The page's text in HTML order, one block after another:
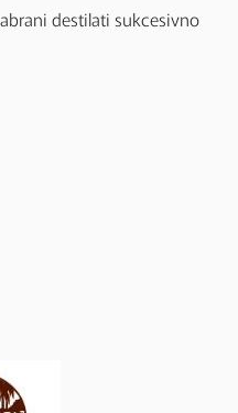
destilati sukcesivno